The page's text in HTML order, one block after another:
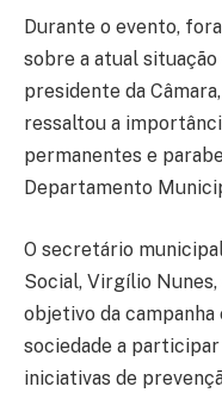
Durante o evento,
sobre a atual
presidente da
ressaltou a
permanentes e
Departamento
O secretário
Social, Virgílio
objetivo da campanha
sociedade a
iniciativas de